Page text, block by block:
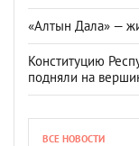
«Алтын Дала» —
Конституцию
подняли на
ВСЕ НОВОСТИ